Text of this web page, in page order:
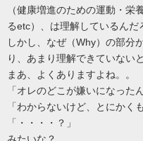
（健康増進のための運動・
るetc）、は理解しているんだ
しかし、なぜ（Why）の部分
り、あまり理解できていない
まあ、よくありますよね。。
「オレのどこが嫌いになったん
「わからないけど、とにかく
「・・・・？」